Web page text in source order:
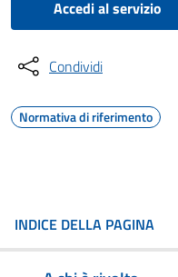
Accedi al servizio
Condividi
Normativa di riferimento
INDICE DELLA PAGINA